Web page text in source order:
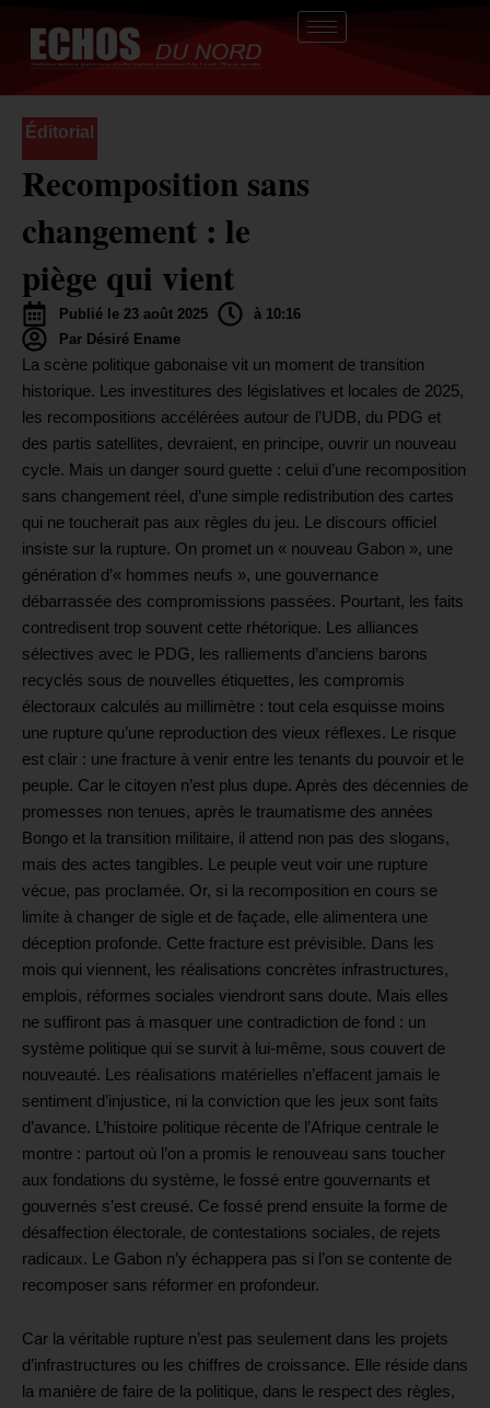
contenu
Éditorial
Recomposition sans
changement : le
piège qui vient
Publié le 23 août 2025
à 10:16
Par Désiré Ename
La scène politique gabonaise vit un moment de transition
historique. Les investitures des législatives et locales de 2025,
les recompositions accélérées autour de l’UDB, du PDG et
des partis satellites, devraient, en principe, ouvrir un nouveau
cycle. Mais un danger sourd guette : celui d’une recomposition
sans changement réel, d’une simple redistribution des cartes
qui ne toucherait pas aux règles du jeu. Le discours officiel
insiste sur la rupture. On promet un « nouveau Gabon », une
génération d’« hommes neufs », une gouvernance
débarrassée des compromissions passées. Pourtant, les faits
contredisent trop souvent cette rhétorique. Les alliances
sélectives avec le PDG, les ralliements d’anciens barons
recyclés sous de nouvelles étiquettes, les compromis
électoraux calculés au millimètre : tout cela esquisse moins
une rupture qu’une reproduction des vieux réflexes. Le risque
est clair : une fracture à venir entre les tenants du pouvoir et le
peuple. Car le citoyen n’est plus dupe. Après des décennies de
promesses non tenues, après le traumatisme des années
Bongo et la transition militaire, il attend non pas des slogans,
mais des actes tangibles. Le peuple veut voir une rupture
vécue, pas proclamée. Or, si la recomposition en cours se
limite à changer de sigle et de façade, elle alimentera une
déception profonde. Cette fracture est prévisible. Dans les
mois qui viennent, les réalisations concrètes infrastructures,
emplois, réformes sociales viendront sans doute. Mais elles
ne suffiront pas à masquer une contradiction de fond : un
système politique qui se survit à lui-même, sous couvert de
nouveauté. Les réalisations matérielles n’effacent jamais le
sentiment d’injustice, ni la conviction que les jeux sont faits
d’avance. L’histoire politique récente de l’Afrique centrale le
montre : partout où l’on a promis le renouveau sans toucher
aux fondations du système, le fossé entre gouvernants et
gouvernés s’est creusé. Ce fossé prend ensuite la forme de
désaffection électorale, de contestations sociales, de rejets
radicaux. Le Gabon n’y échappera pas si l’on se contente de
recomposer sans réformer en profondeur.
Car la véritable rupture n’est pas seulement dans les projets
d’infrastructures ou les chiffres de croissance. Elle réside dans
la manière de faire de la politique, dans le respect des règles,